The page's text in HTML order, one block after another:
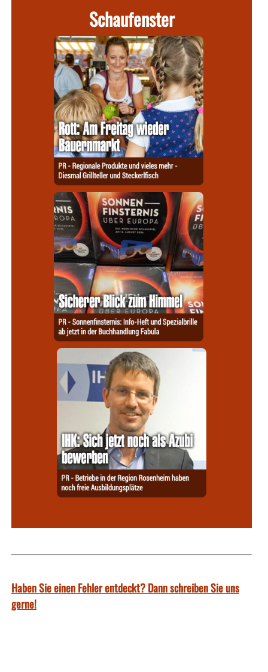
Schaufenster
Haben Sie einen Fehler entdeckt? Dann schreiben Sie uns
gerne!